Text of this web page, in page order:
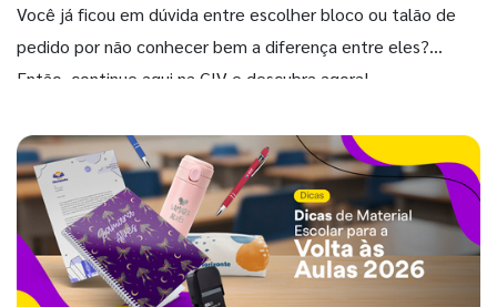
Você já ficou em dúvida entre escolher bloco ou talão de
pedido por não conhecer bem a diferença entre eles?
Então, continue aqui na GIV e descubra agora!